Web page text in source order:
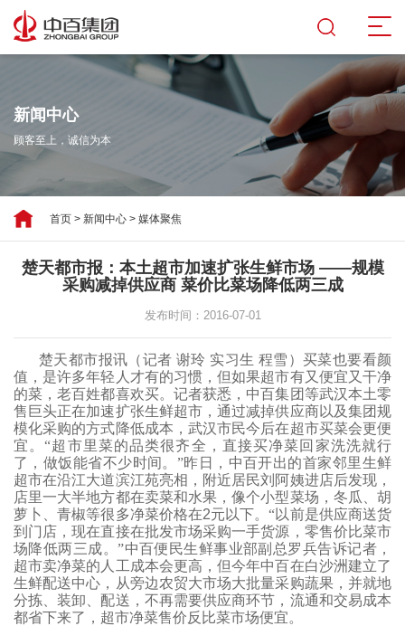
新闻中心
顾客至上，诚信为本
首页 > 新闻中心 > 媒体聚焦
楚天都市报：本土超市加速扩张生鲜市场 ——规模
采购减掉供应商 菜价比菜场降低两三成
发布时间：2016-07-01
楚天都市报讯（记者 谢玲 实习生 程雪）买菜也要看颜
值，是许多年轻人才有的习惯，但如果超市有又便宜又干净
的菜，老百姓都喜欢买。记者获悉，中百集团等武汉本土零
售巨头正在加速扩张生鲜超市，通过减掉供应商以及集团规
模化采购的方式降低成本，武汉市民今后在超市买菜会更便
宜。“超市里菜的品类很齐全，直接买净菜回家洗洗就行
了，做饭能省不少时间。”昨日，中百开出的首家邻里生鲜
超市在沿江大道滨江苑亮相，附近居民刘阿姨进店后发现，
店里一大半地方都在卖菜和水果，像个小型菜场，冬瓜、胡
萝卜、青椒等很多净菜价格在2元以下。“以前是供应商送货
到门店，现在直接在批发市场采购一手货源，零售价比菜市
场降低两三成。”中百便民生鲜事业部副总罗兵告诉记者，
超市卖净菜的人工成本会更高，但今年中百在白沙洲建立了
生鲜配送中心，从旁边农贸大市场大批量采购蔬果，并就地
分拣、装卸、配送，不再需要供应商环节，流通和交易成本
都省下来了，超市净菜售价反比菜市场便宜。